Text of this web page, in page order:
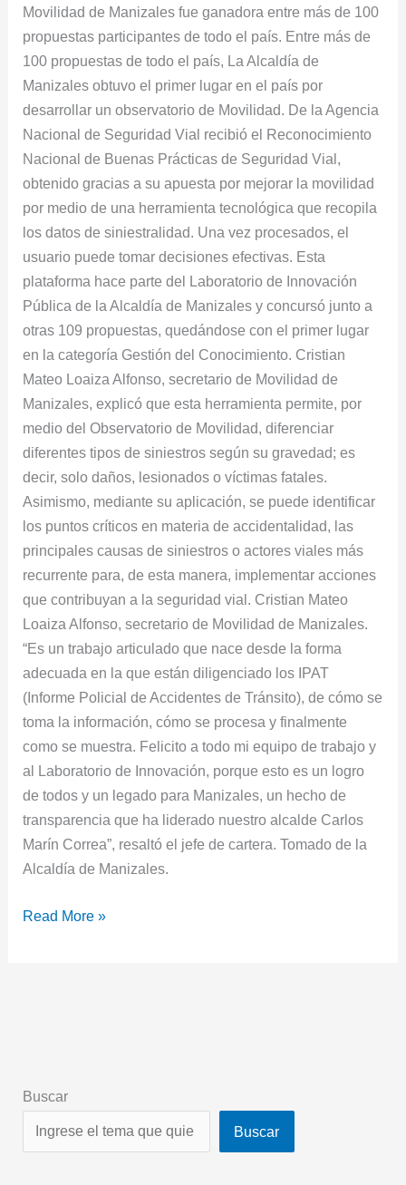
Movilidad de Manizales fue ganadora entre más de 100
propuestas participantes de todo el país. Entre más de
100 propuestas de todo el país, La Alcaldía de
Manizales obtuvo el primer lugar en el país por
desarrollar un observatorio de Movilidad. De la Agencia
Nacional de Seguridad Vial recibió el Reconocimiento
Nacional de Buenas Prácticas de Seguridad Vial,
obtenido gracias a su apuesta por mejorar la movilidad
por medio de una herramienta tecnológica que recopila
los datos de siniestralidad. Una vez procesados, el
usuario puede tomar decisiones efectivas. Esta
plataforma hace parte del Laboratorio de Innovación
Pública de la Alcaldía de Manizales y concursó junto a
otras 109 propuestas, quedándose con el primer lugar
en la categoría Gestión del Conocimiento. Cristian
Mateo Loaiza Alfonso, secretario de Movilidad de
Manizales, explicó que esta herramienta permite, por
medio del Observatorio de Movilidad, diferenciar
diferentes tipos de siniestros según su gravedad; es
decir, solo daños, lesionados o víctimas fatales.
Asimismo, mediante su aplicación, se puede identificar
los puntos críticos en materia de accidentalidad, las
principales causas de siniestros o actores viales más
recurrente para, de esta manera, implementar acciones
que contribuyan a la seguridad vial. Cristian Mateo
Loaiza Alfonso, secretario de Movilidad de Manizales.
“Es un trabajo articulado que nace desde la forma
adecuada en la que están diligenciado los IPAT
(Informe Policial de Accidentes de Tránsito), de cómo se
toma la información, cómo se procesa y finalmente
como se muestra. Felicito a todo mi equipo de trabajo y
al Laboratorio de Innovación, porque esto es un logro
de todos y un legado para Manizales, un hecho de
transparencia que ha liderado nuestro alcalde Carlos
Marín Correa”, resaltó el jefe de cartera. Tomado de la
Alcaldía de Manizales.
Read More »
Buscar
Buscar